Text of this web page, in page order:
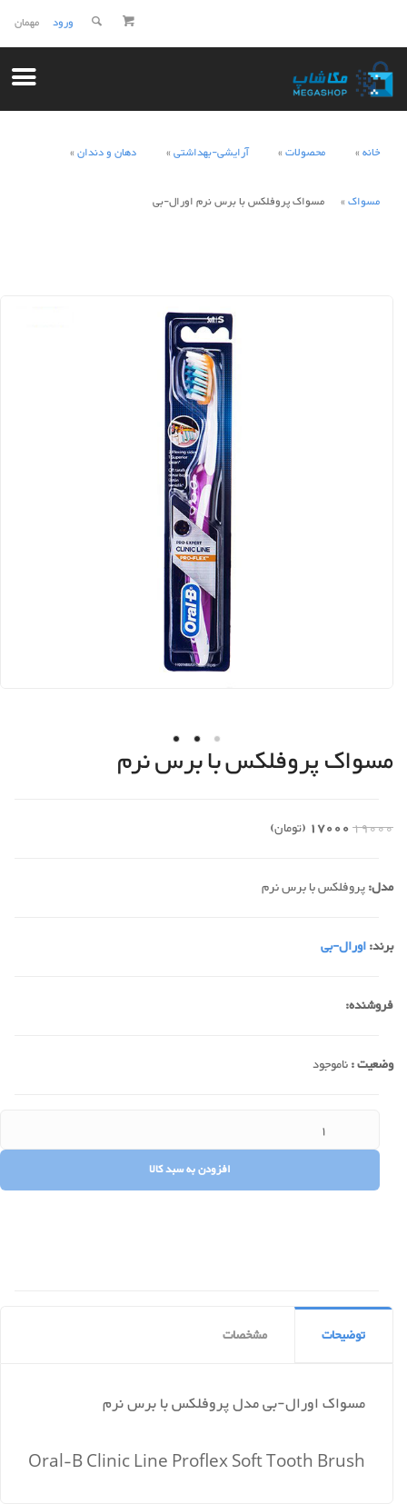
مهمان ورود
خانه محصولات آرایشی-بهداشتی دهان و دندان
مسواک مسواک پروفلکس با برس نرم اورال-بی
مسواک پروفلکس با برس نرم
19000
17000 (تومان)
مدل:پروفلکس با برس نرم
برند:اورال-بی
فروشنده:
وضعیت :ناموجود
توضیحات مشخصات
مسواک اورال-بی مدل پروفلکس با برس نرم
Oral-B Clinic Line Proflex Soft Tooth Brush